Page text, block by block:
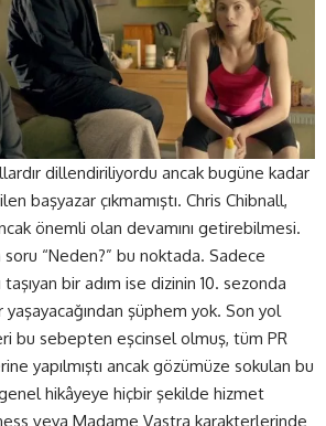
dillendiriliyordu ancak bugüne kadar
başyazar çıkmamıştı. Chris Chibnall,
önemli olan devamını getirebilmesi.
“Neden?” bu noktada. Sadece
bir adım ise dizinin 10. sezonda
yaşayacağından şüphem yok. Son yol
bu sebepten eşcinsel olmuş, tüm PR
yapılmıştı ancak gözümüze sokulan bu
hikâyeye hiçbir şekilde hizmet
veya Madame Vastra karakterlerinde